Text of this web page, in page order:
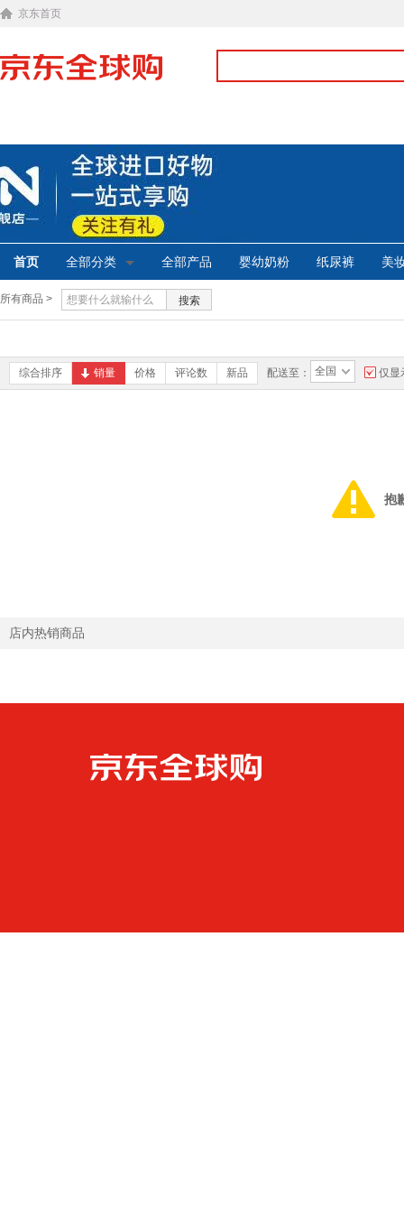
京东首页
首页 全部分类 全部产品 婴幼奶粉 纸尿裤 美
所有商品 > 搜索
综合排序 销量 价格 评论数 新品 配送至： 全国 仅显
抱
店内热销商品